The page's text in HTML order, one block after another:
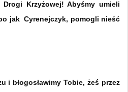
Krzyżowej! Abyśmy umieli
jak Cyrenejczyk, pomogli nieść
i błogosławimy Tobie, żeś przez